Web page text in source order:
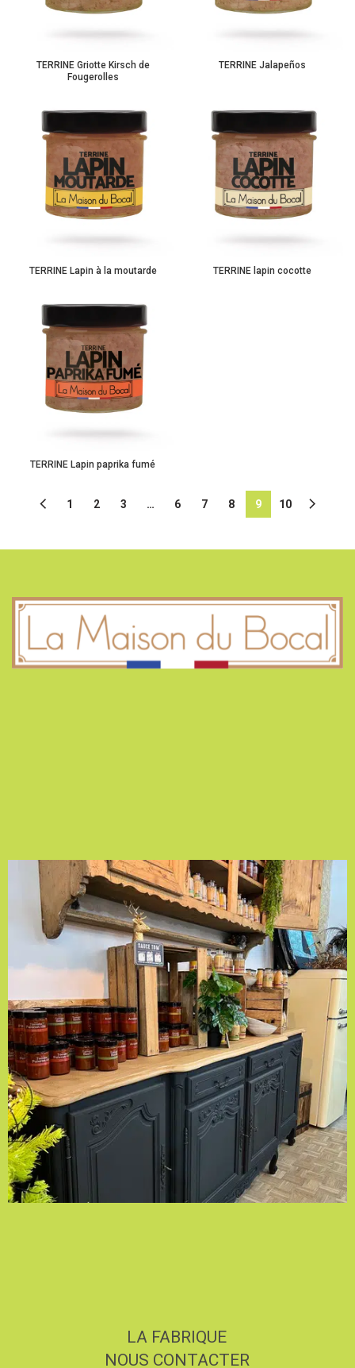
TERRINE Griotte Kirsch de
Fougerolles
TERRINE Jalapeños
TERRINE Lapin à la moutarde TERRINE lapin cocotte
TERRINE Lapin paprika fumé
1 2 3 … 6 7 8 9 10
LA FABRIQUE
NOUS CONTACTER